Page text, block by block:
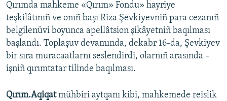
RFE/RS bütün saytları
Qırımda mahkeme «Qırım» Fondu» hayriye
teşkilâtınıñ ve onıñ başı Riza Şevkiyevniñ para cezanıñ
belgilenüvi boyunca apellâtsion şikâyetniñ baqılması
başlandı. Toplaşuv devamında, dekabr 16-da, Şevkiyev
bir sıra muracaatlarnı seslendirdi, olarnıñ arasında –
işniñ qırımtatar tilinde baqılması.
Qırım.Aqiqatmühbiri aytqanı kibi, mahkemede reislik